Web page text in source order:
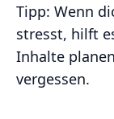
Tipp: Wenn
stresst, hilft
Inhalte
vergessen.